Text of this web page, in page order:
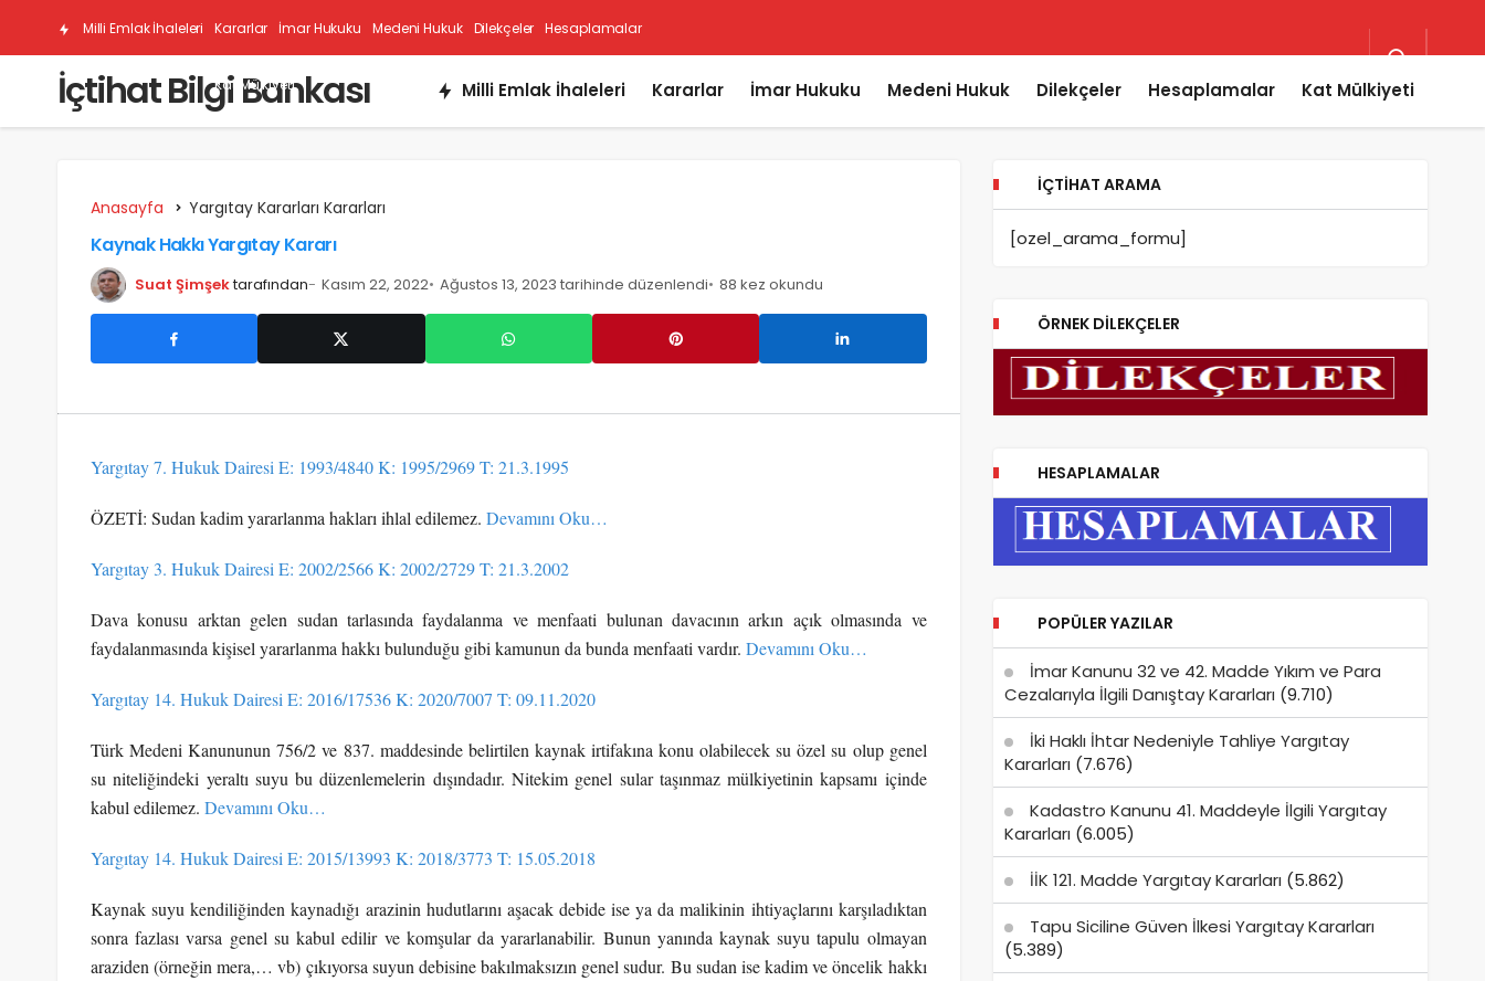
Milli Emlak İhaleleri Kararlar İmar Hukuku Medeni Hukuk Dilekçeler Hesaplamalar
Kat Mülkiyeti
İçtihat Bilgi Bankası Milli Emlak İhaleleri Kararlar İmar Hukuku Medeni Hukuk Dilekçeler Hesaplamalar Kat Mülkiyeti
Anasayfa Yargıtay Kararları Kararları
Kaynak Hakkı Yargıtay Kararı
Suat Şimşektarafından Kasım 22, 2022 Ağustos 13, 2023 tarihinde düzenlendi 88 kez okundu
Yargıtay 7. Hukuk Dairesi E: 1993/4840 K: 1995/2969 T: 21.3.1995
ÖZETİ: Sudan kadim yararlanma hakları ihlal edilemez. Devamını Oku…
Yargıtay 3. Hukuk Dairesi E: 2002/2566 K: 2002/2729 T: 21.3.2002
Dava konusu arktan gelen sudan tarlasında faydalanma ve menfaati bulunan davacının arkın açık olmasında ve
faydalanmasında kişisel yararlanma hakkı bulunduğu gibi kamunun da bunda menfaati vardır. Devamını Oku…
Yargıtay 14. Hukuk Dairesi E: 2016/17536 K: 2020/7007 T: 09.11.2020
Türk Medeni Kanununun 756/2 ve 837. maddesinde belirtilen kaynak irtifakına konu olabilecek su özel su olup genel
su niteliğindeki yeraltı suyu bu düzenlemelerin dışındadır. Nitekim genel sular taşınmaz mülkiyetinin kapsamı içinde
kabul edilemez. Devamını Oku…
Yargıtay 14. Hukuk Dairesi E: 2015/13993 K: 2018/3773 T: 15.05.2018
Kaynak suyu kendiliğinden kaynadığı arazinin hudutlarını aşacak debide ise ya da malikinin ihtiyaçlarını karşıladıktan
sonra fazlası varsa genel su kabul edilir ve komşular da yararlanabilir. Bunun yanında kaynak suyu tapulu olmayan
araziden (örneğin mera,… vb) çıkıyorsa suyun debisine bakılmaksızın genel sudur. Bu sudan ise kadim ve öncelik hakkı
İÇTIHAT ARAMA
[ozel_arama_formu]
ÖRNEK DILEKÇELER
HESAPLAMALAR
POPÜLER YAZILAR
İmar Kanunu 32 ve 42. Madde Yıkım ve Para
Cezalarıyla İlgili Danıştay Kararları (9.710)
İki Haklı İhtar Nedeniyle Tahliye Yargıtay
Kararları (7.676)
Kadastro Kanunu 41. Maddeyle İlgili Yargıtay
Kararları (6.005)
İİK 121. Madde Yargıtay Kararları (5.862)
Tapu Siciline Güven İlkesi Yargıtay Kararları
(5.389)